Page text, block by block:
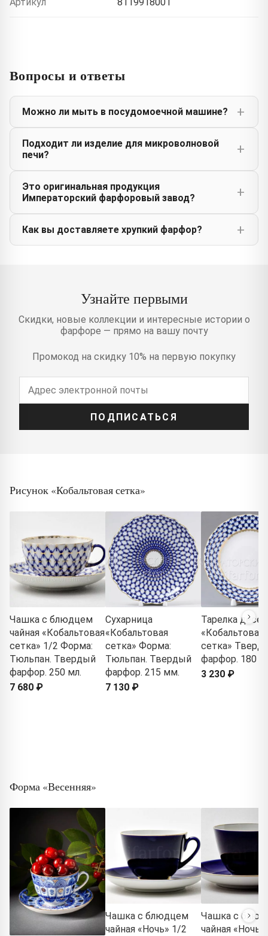
Вопросы и ответы
Можно ли мыть в посудомоечной машине?
Подходит ли изделие для микроволновой
печи?
Это оригинальная продукция
Императорский фарфоровый завод?
Как вы доставляете хрупкий фарфор?
Узнайте первыми
Скидки, новые коллекции и интересные истории о
фарфоре — прямо на вашу почту
Промокод на скидку 10% на первую покупку
ПОДПИСАТЬСЯ
Рисунок «Кобальтовая сетка»
Чашка с блюдцем
чайная «Кобальтовая
сетка» 1/2 Форма:
Тюльпан. Твердый
фарфор. 250 мл.
7 680 ₽
Сухарница
«Кобальтовая
сетка» Форма:
Тюльпан. Твердый
фарфор. 215 мм.
7 130 ₽
Тарелка
«Кобальтовая
сетка»
фарфор. 180
3 230 ₽
Форма «Весенняя»
Чашка с блюдцем
чайная «Ночь» 1/2
Чашка с
чайная